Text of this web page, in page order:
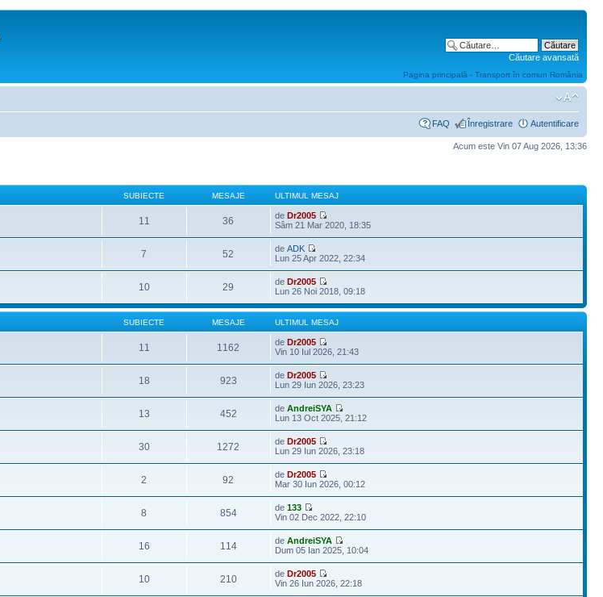
Căutare avansată
Pagina principală - Transport în comun România
FAQ Înregistrare Autentificare
Acum este Vin 07 Aug 2026, 13:36
SUBIECTE MESAJE ULTIMUL MESAJ
11 36 deDr2005
Sâm 21 Mar 2020, 18:35
7 52 deADK
Lun 25 Apr 2022, 22:34
10 29 deDr2005
Lun 26 Noi 2018, 09:18
SUBIECTE MESAJE ULTIMUL MESAJ
11 1162 deDr2005
Vin 10 Iul 2026, 21:43
18 923 deDr2005
Lun 29 Iun 2026, 23:23
13 452 deAndreiSYA
Lun 13 Oct 2025, 21:12
30 1272 deDr2005
Lun 29 Iun 2026, 23:18
2 92 deDr2005
Mar 30 Iun 2026, 00:12
8 854 de133
Vin 02 Dec 2022, 22:10
16 114 deAndreiSYA
Dum 05 Ian 2025, 10:04
10 210 deDr2005
Vin 26 Iun 2026, 22:18